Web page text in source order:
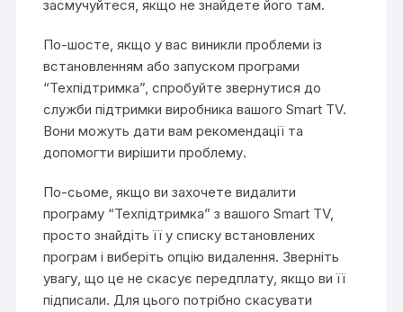
засмучуйтеся, якщо не знайдете його там.
По-шосте, якщо у вас виникли проблеми із
встановленням або запуском програми
“Техпідтримка”, спробуйте звернутися до
служби підтримки виробника вашого Smart TV.
Вони можуть дати вам рекомендації та
допомогти вирішити проблему.
По-сьоме, якщо ви захочете видалити
програму “Техпідтримка” з вашого Smart TV,
просто знайдіть її у списку встановлених
програм і виберіть опцію видалення. Зверніть
увагу, що це не скасує передплату, якщо ви її
підписали. Для цього потрібно скасувати